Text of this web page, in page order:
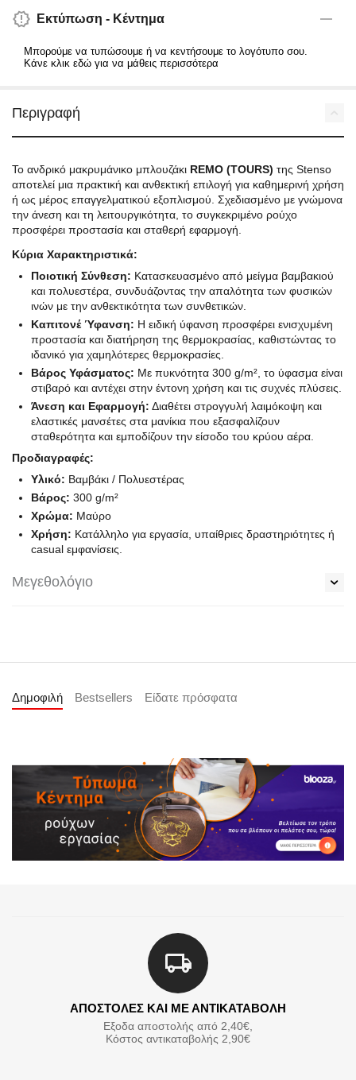
Εκτύπωση - Κέντημα
Μπορούμε να τυπώσουμε ή να κεντήσουμε το λογότυπο σου.
Κάνε κλικ εδώ για να μάθεις περισσότερα
Περιγραφή
Το ανδρικό μακρυμάνικο μπλουζάκι REMO (TOURS) της Stenso
αποτελεί μια πρακτική και ανθεκτική επιλογή για καθημερινή χρήση
ή ως μέρος επαγγελματικού εξοπλισμού. Σχεδιασμένο με γνώμονα
την άνεση και τη λειτουργικότητα, το συγκεκριμένο ρούχο
προσφέρει προστασία και σταθερή εφαρμογή.
Κύρια Χαρακτηριστικά:
Ποιοτική Σύνθεση: Κατασκευασμένο από μείγμα βαμβακιού
και πολυεστέρα, συνδυάζοντας την απαλότητα των φυσικών
ινών με την ανθεκτικότητα των συνθετικών.
Καπιτονέ Ύφανση: Η ειδική ύφανση προσφέρει ενισχυμένη
προστασία και διατήρηση της θερμοκρασίας, καθιστώντας το
ιδανικό για χαμηλότερες θερμοκρασίες.
Βάρος Υφάσματος: Με πυκνότητα 300 g/m², το ύφασμα είναι
στιβαρό και αντέχει στην έντονη χρήση και τις συχνές πλύσεις.
Άνεση και Εφαρμογή: Διαθέτει στρογγυλή λαιμόκοψη και
ελαστικές μανσέτες στα μανίκια που εξασφαλίζουν
σταθερότητα και εμποδίζουν την είσοδο του κρύου αέρα.
Προδιαγραφές:
Υλικό: Βαμβάκι / Πολυεστέρας
Βάρος: 300 g/m²
Χρώμα: Μαύρο
Χρήση: Κατάλληλο για εργασία, υπαίθριες δραστηριότητες ή
casual εμφανίσεις.
Μεγεθολόγιο
Δημοφιλή Bestsellers Είδατε πρόσφατα
ΑΠΟΣΤΟΛΕΣ ΚΑΙ ΜΕ ΑΝΤΙΚΑΤΑΒΟΛΗ
Εξοδα αποστολής από 2,40€,
Κόστος αντικαταβολής 2,90€